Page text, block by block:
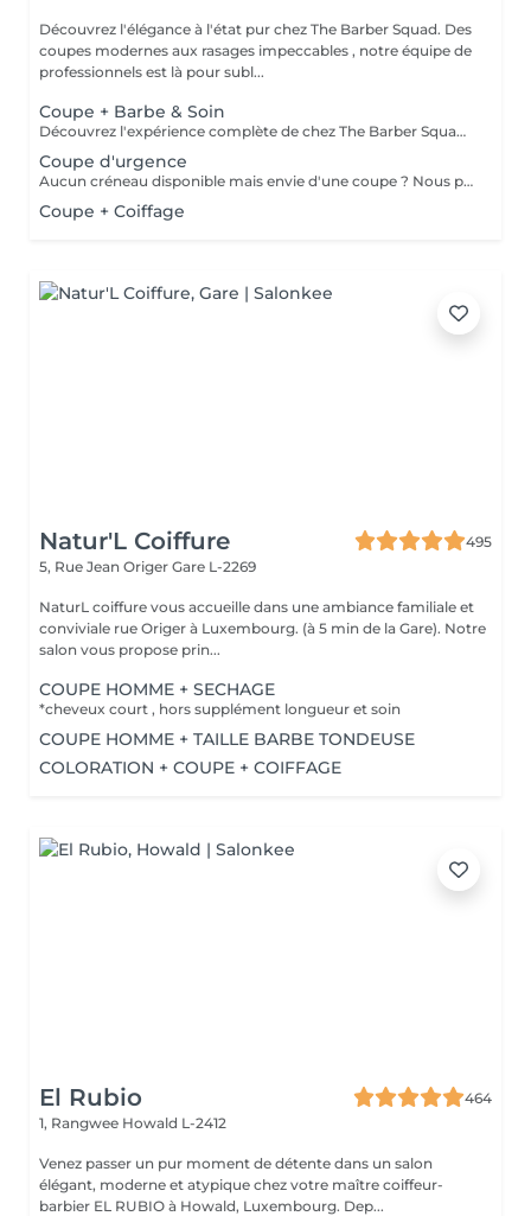
Découvrez l'élégance à l'état pur chez The Barber Squad. Des
coupes modernes aux rasages impeccables , notre équipe de
professionnels est là pour subl...
Coupe + Barbe & Soin
Découvrez l'expérience complète de chez The Barber Squad ! Shampooing & soins profonds + Coupe complète + Coiffage. Taille de Barbe & Contours à la lame & soins régénérant + Serviette Chaude & Froide + Nettoyage exfoliant du visage + Vapeur + Massage Relaxant + After Shave + Huile à barbe + Hydratation de la peau . Pour que votre expérience chez nous soit optimal , une boisson de votre choix vous est offerte !
Coupe d'urgence
Aucun créneau disponible mais envie d'une coupe ? Nous pouvons vous proposer un rendez-vous avant ou après nos horaires, ou durant la pause. Pour cette prestation, merci de contacter directement le shop.
Coupe + Coiffage
Natur'L Coiffure
495
5, Rue Jean Origer Gare L-2269
NaturL coiffure vous accueille dans une ambiance familiale et
conviviale rue Origer à Luxembourg. (à 5 min de la Gare). Notre
salon vous propose prin...
COUPE HOMME + SECHAGE
*cheveux court , hors supplément longueur et soin
COUPE HOMME + TAILLE BARBE TONDEUSE
COLORATION + COUPE + COIFFAGE
El Rubio
464
1, Rangwee Howald L-2412
Venez passer un pur moment de détente dans un salon
élégant, moderne et atypique chez votre maître coiffeur-
barbier EL RUBIO à Howald, Luxembourg. Dep...